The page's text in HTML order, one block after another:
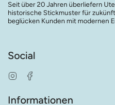
Seit über 20 Jahren überliefern
historische Stickmuster für
beglücken Kunden mit modernen
Social
Instagram
Informationen